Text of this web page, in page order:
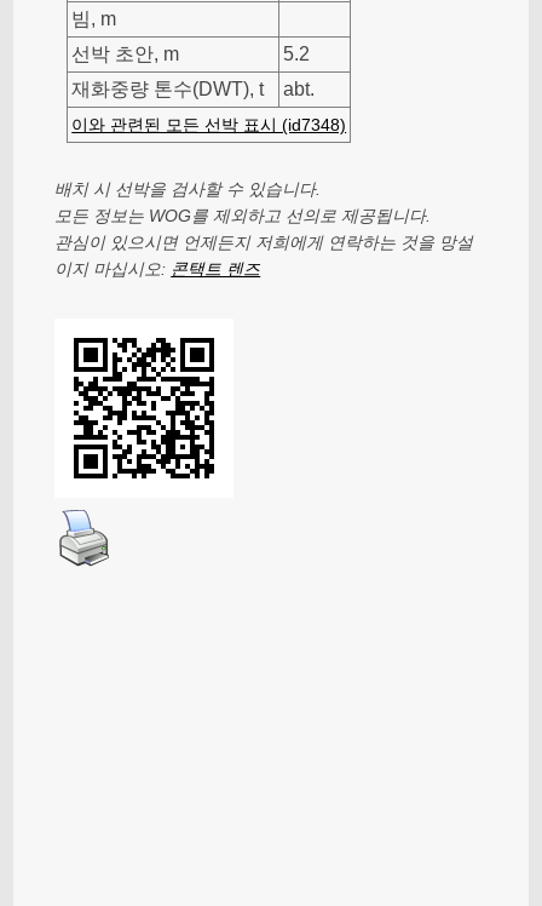
빔, m
선박 초안, m
5.2
재화중량 톤수(DWT), t
abt.
이와 관련된 모든 선박 표시 (id7348)
배치 시 선박을 검사할 수 있습니다.
모든 정보는 WOG를 제외하고 선의로 제공됩니다.
관심이 있으시면 언제든지 저희에게 연락하는 것을 망설
이지 마십시오: 콘택트 렌즈